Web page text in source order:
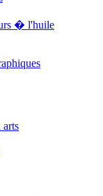
� l'huile
arts